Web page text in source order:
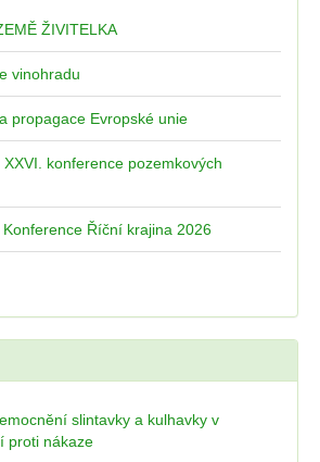
ŽIVITELKA
vinohradu
propagace Evropské unie
konference pozemkových
Říční krajina 2026
slintavky a kulhavky v
proti nákaze